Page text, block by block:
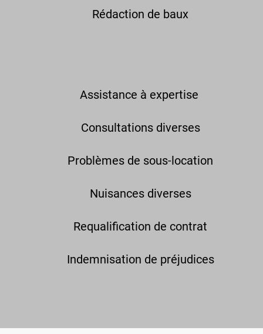
Rédaction de baux
Assistance à expertise
Consultations diverses
Problèmes de sous-location
Nuisances diverses
Requalification de contrat
Indemnisation de préjudices